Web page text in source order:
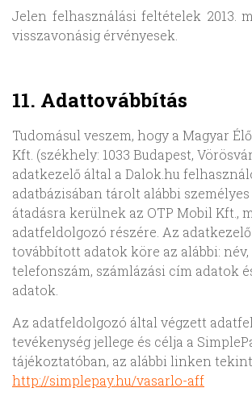
Jelen felhasználási feltételek 2013.
visszavonásig érvényesek.
11. Adattovábbítás
Tudomásul veszem, hogy a Magyar
Kft. (székhely: 1033 Budapest,
adatkezelő által a Dalok.hu
adatbázisában tárolt alábbi
átadásra kerülnek az OTP Mobil Kft.,
adatfeldolgozó részére. Az
továbbított adatok köre az alábbi:
telefonszám, számlázási cím adatok
adatok.
Az adatfeldolgozó által végzett
tevékenység jellege és célja a
tájékoztatóban, az alábbi linken
http://simplepay.hu/vasarlo-aff